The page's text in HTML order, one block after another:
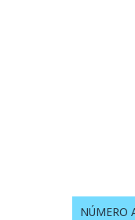
NÚMERO